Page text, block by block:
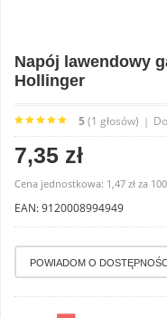
Napój lawendowy
Hollinger
5(1 głosów) |
7,35 zł
Cena jednostkowa: 1,47 zł za
EAN: 9120008994949